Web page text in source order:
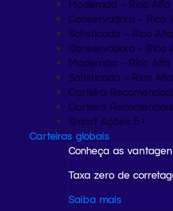
Moderada – Rico Alfa
Conservadora – Rico
Sofisticada – Rico Alfa
Conservadora – Rico
Moderada – Rico
Sofisticada – Rico
Carteira
Carteira
Smart Ações 5+
Carteiras globais
Conheça as
Taxa zero de
Saiba mais